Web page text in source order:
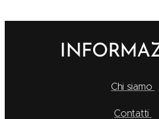
Chi siamo
Contatti